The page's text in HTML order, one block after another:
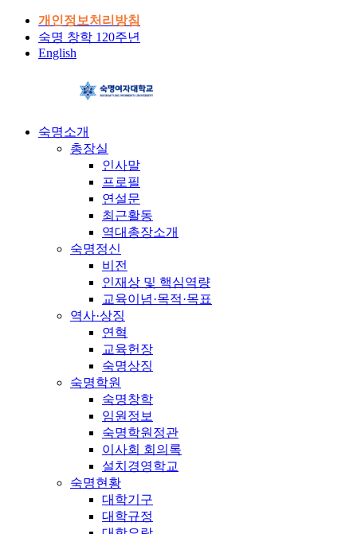
개인정보처리방침
숙명 창학 120주년
English
숙명소개
총장실
인사말
프로필
연설문
최근활동
역대총장소개
숙명정신
비전
인재상 및 핵심역량
교육이념·목적·목표
역사·상징
연혁
교육헌장
숙명상징
숙명학원
숙명창학
임원정보
숙명학원정관
이사회 회의록
설치경영학교
숙명현황
대학기구
대학규정